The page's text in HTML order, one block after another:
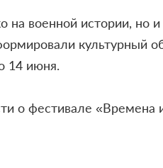
на военной истории,
культурный
14 июня.
о фестивале «Времена